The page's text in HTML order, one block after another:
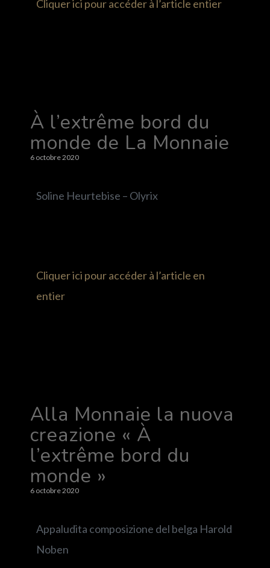
Cliquer ici pour accéder à l’article entier
À l’extrême bord du
monde de La Monnaie
6 octobre 2020
Soline Heurtebise – Olyrix
Cliquer ici pour accéder à l’article en
entier
Alla Monnaie la nuova
creazione « À
l’extrême bord du
monde »
6 octobre 2020
Appaludita composizione del belga Harold
Noben